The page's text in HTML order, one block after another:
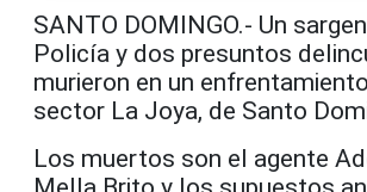
SANTO DOMINGO.- Un
Policía y dos presuntos
murieron en un
sector La Joya, de Santo
Los muertos son el agente